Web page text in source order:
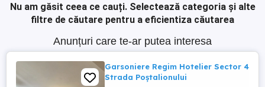
Nu am găsit ceea ce cauți. Selectează categoria și alte
filtre de căutare pentru a eficientiza căutarea
Anunțuri care te-ar putea interesa
Garsoniere Regim Hotelier Sector 4
Strada Poștalionului